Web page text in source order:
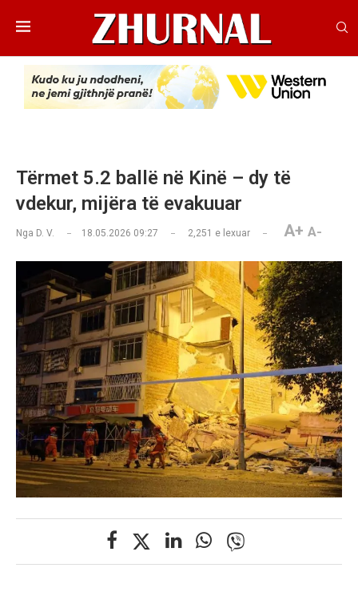
Tërmet 5.2 ballë në Kinë – dy të
vdekur, mijëra të evakuuar
Nga D. V. 18.05.2026 09:27 2,251 e lexuar A+ A-